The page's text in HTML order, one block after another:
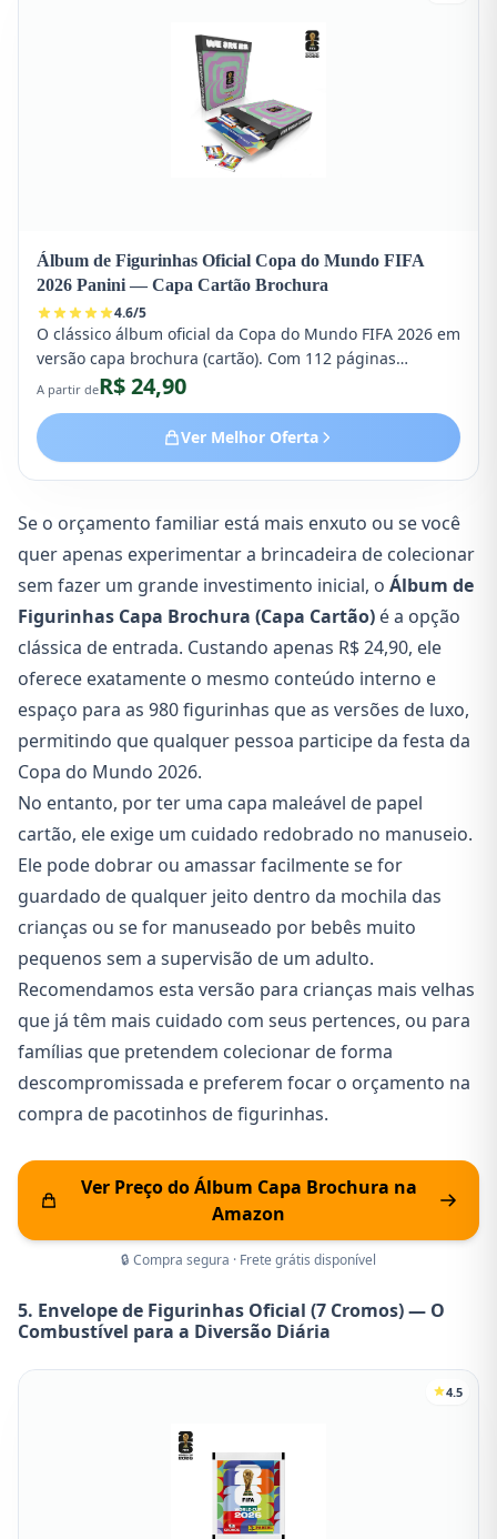
Álbum de Figurinhas Oficial Copa do Mundo FIFA
2026 Panini — Capa Cartão Brochura
4.6/5
O clássico álbum oficial da Copa do Mundo FIFA 2026 em
versão capa brochura (cartão). Com 112 páginas
coloridas e espaço para colar os 980 cromos oficiais da
A partir deR$ 24,90
Ver Melhor Oferta
Se o orçamento familiar está mais enxuto ou se você
quer apenas experimentar a brincadeira de colecionar
sem fazer um grande investimento inicial, o Álbum de
Figurinhas Capa Brochura (Capa Cartão) é a opção
clássica de entrada. Custando apenas R$ 24,90, ele
oferece exatamente o mesmo conteúdo interno e
espaço para as 980 figurinhas que as versões de luxo,
permitindo que qualquer pessoa participe da festa da
Copa do Mundo 2026.
No entanto, por ter uma capa maleável de papel
cartão, ele exige um cuidado redobrado no manuseio.
Ele pode dobrar ou amassar facilmente se for
guardado de qualquer jeito dentro da mochila das
crianças ou se for manuseado por bebês muito
pequenos sem a supervisão de um adulto.
Recomendamos esta versão para crianças mais velhas
que já têm mais cuidado com seus pertences, ou para
famílias que pretendem colecionar de forma
descompromissada e preferem focar o orçamento na
compra de pacotinhos de figurinhas.
Ver Preço do Álbum Capa Brochura na
Amazon
🔒 Compra segura · Frete grátis disponível
5. Envelope de Figurinhas Oficial (7 Cromos) — O
Combustível para a Diversão Diária
4.5